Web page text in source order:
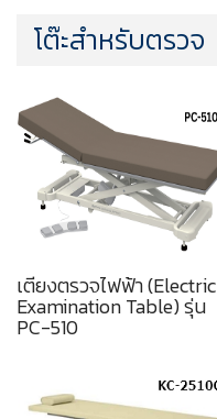
โต๊ะสำหรับตรวจ
เตียงตรวจไฟฟ้า (Electric
Examination Table) รุ่น
PC-510